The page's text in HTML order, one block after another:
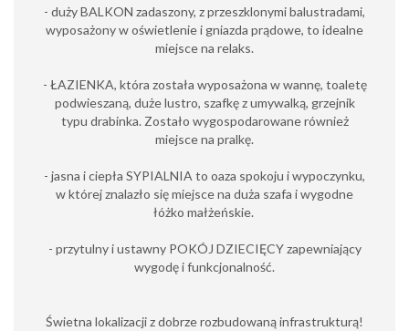
- duży BALKON zadaszony, z przeszklonymi balustradami,
wyposażony w oświetlenie i gniazda prądowe, to idealne
miejsce na relaks.
- ŁAZIENKA, która została wyposażona w wannę, toaletę
podwieszaną, duże lustro, szafkę z umywalką, grzejnik
typu drabinka. Zostało wygospodarowane również
miejsce na pralkę.
- jasna i ciepła SYPIALNIA to oaza spokoju i wypoczynku,
w której znalazło się miejsce na duża szafa i wygodne
łóżko małżeńskie.
- przytulny i ustawny POKÓJ DZIECIĘCY zapewniający
wygodę i funkcjonalność.
Świetna lokalizacji z dobrze rozbudowaną infrastrukturą!